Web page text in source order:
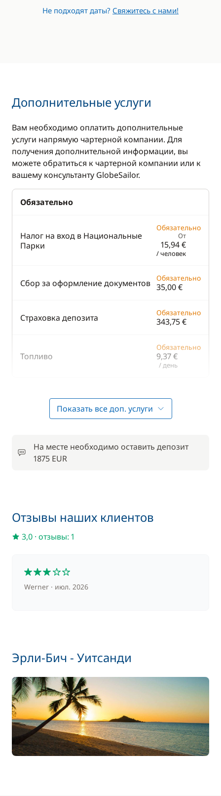
Не подходят даты? Свяжитесь с нами!
Дополнительные услуги
Вам необходимо оплатить дополнительные
услуги напрямую чартерной компании. Для
получения дополнительной информации, вы
можете обратиться к чартерной компании или к
вашему консультанту GlobeSailor.
Обязательно
Налог на вход в Национальные
Парки
Обязательно
От
15,94 €
/ человек
Сбор за оформление документов Обязательно
35,00 €
Страховка депозита Обязательно
343,75 €
Топливо
Обязательно
9,37 €
/ день
Входит в пакет комфорт
Подвесной двигатель
Финальная уборка
Шлюпка (тузик)
/ ночь
Полотенца / единицу
Хостес 343,75 €
/ день
Показать все доп. услуги
На месте необходимо оставить депозит
1875 EUR
Отзывы наших клиентов
3,0 · отзывы: 1
Werner июл. 2026
Эрли-Бич - Уитсанди